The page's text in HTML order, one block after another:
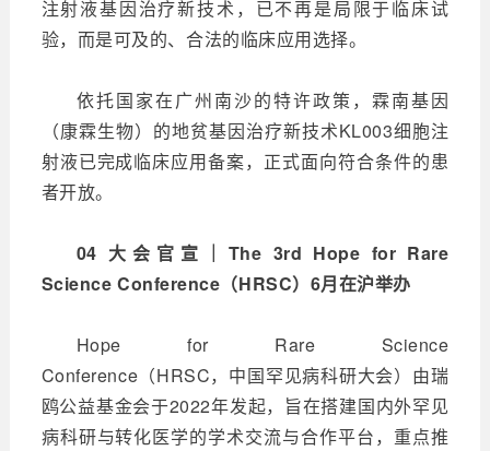
注射液基因治疗新技术，已不再是局限于临床试
验，而是可及的、合法的临床应用选择。
依托国家在广州南沙的特许政策，霖南基因
（康霖生物）的地贫基因治疗新技术KL003细胞注
射液已完成临床应用备案，正式面向符合条件的患
者开放。
04 大会官宣｜The 3rd Hope for Rare
Science Conference（HRSC）6月在沪举办
Hope for Rare Science
Conference（HRSC，中国罕见病科研大会）由瑞
鸥公益基金会于2022年发起，旨在搭建国内外罕见
病科研与转化医学的学术交流与合作平台，重点推